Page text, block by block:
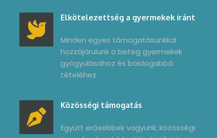
Elkötelezettség a gyermekek iránt
Minden egyes támogatásunkkal
hozzájárulunk a beteg gyermekek
gyógyulásához és boldogabbá
tételéhez.
Közösségi támogatás
Együtt erősebbek vagyunk; közösségi